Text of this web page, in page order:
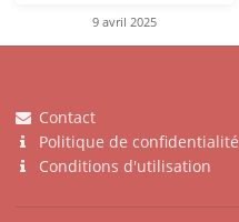
9 avril 2025
Contact
Politique de confidentialité
Conditions d'utilisation